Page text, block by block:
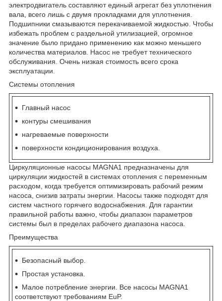
электродвигатель составляют единый агрегат без уплотнения
вала, всего лишь с двумя прокладками для уплотнения.
Подшипники смазываются перекачиваемой жидкостью. Чтобы
избежать проблем с раздельной утилизацией, огромное
значение было придано применению как можно меньшего
количества материалов. Насос не требует технического
обслуживания. Очень низкая стоимость всего срока
эксплуатации.
Системы отопления
Главный насос
контуры смешивания
нагреваемые поверхности
поверхности кондиционирования воздуха.
Циркуляционные насосы MAGNA1 предназначены для
циркуляции жидкостей в системах отопления с переменным
расходом, когда требуется оптимизировать рабочий режим
насоса, снизив затраты энергии. Насосы также подходят для
систем частного горячего водоснабжения. Для гарантии
правильной работы важно, чтобы диапазон параметров
системы был в пределах рабочего диапазона насоса.
Преимущества
Безопасный выбор.
Простая установка.
Малое потребление энергии. Все насосы MAGNA1
соответствуют требованиям EuP.